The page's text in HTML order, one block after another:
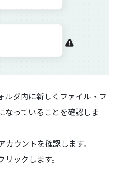
ルダ内に新しくファイル・フ
なっていることを確認しま
ウントを確認します。
ックします。